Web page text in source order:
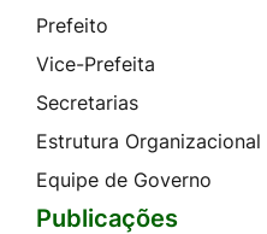
Prefeito
Vice-Prefeita
Secretarias
Estrutura Organizacional
Equipe de Governo
Publicações